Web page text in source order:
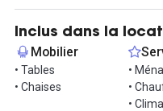
Les bureaux sont connectés
débit. Pour votre confort, ils
et rafraîchissants de
électriques permettant de
convenance. L’entrée est
accès simple et sûr.
Inclus dans la
Mobilier
• Tables
• Chaises
•
•
•